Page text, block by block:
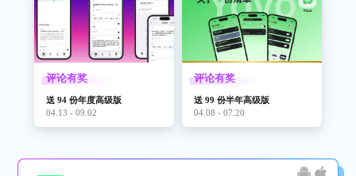
评论有奖
送 94 份年度高级版
04.13 - 09.02
评论有奖
送 99 份半年高级版
04.08 - 07.20